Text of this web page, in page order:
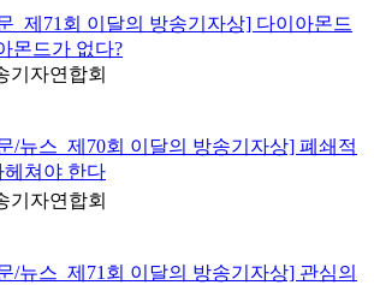
_제71회 이달의 방송기자상] 다이아몬드
몬드가 없다?
기자연합회
/뉴스_제70회 이달의 방송기자상] 폐쇄적
헤쳐야 한다
기자연합회
/뉴스_제71회 이달의 방송기자상] 관심의